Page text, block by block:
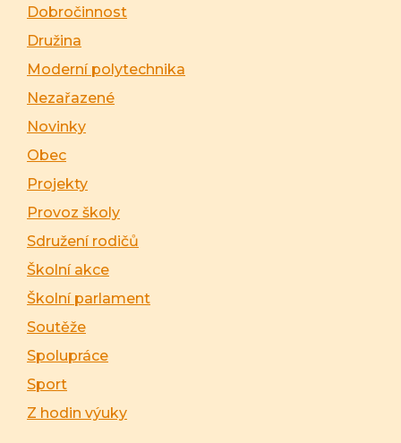
Dobročinnost
Družina
Moderní polytechnika
Nezařazené
Novinky
Obec
Projekty
Provoz školy
Sdružení rodičů
Školní akce
Školní parlament
Soutěže
Spolupráce
Sport
Z hodin výuky